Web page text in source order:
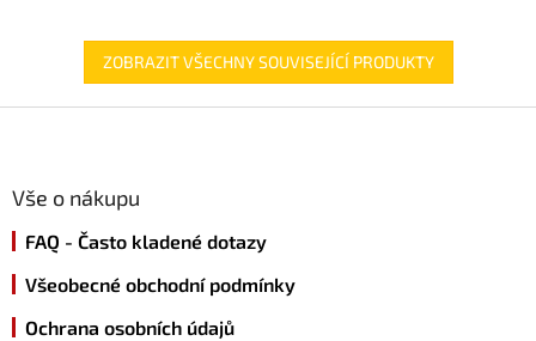
ZOBRAZIT VŠECHNY SOUVISEJÍCÍ PRODUKTY
Vše o nákupu
FAQ - Často kladené dotazy
Všeobecné obchodní podmínky
Ochrana osobních údajů